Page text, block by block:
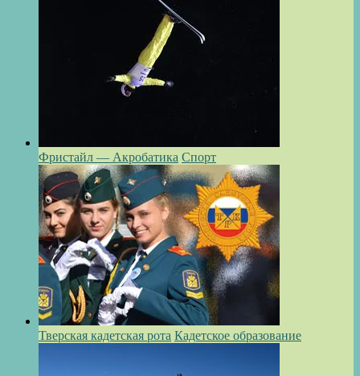
Фристайл — Акробатика Спорт
Тверская кадетская рота Кадетское образование